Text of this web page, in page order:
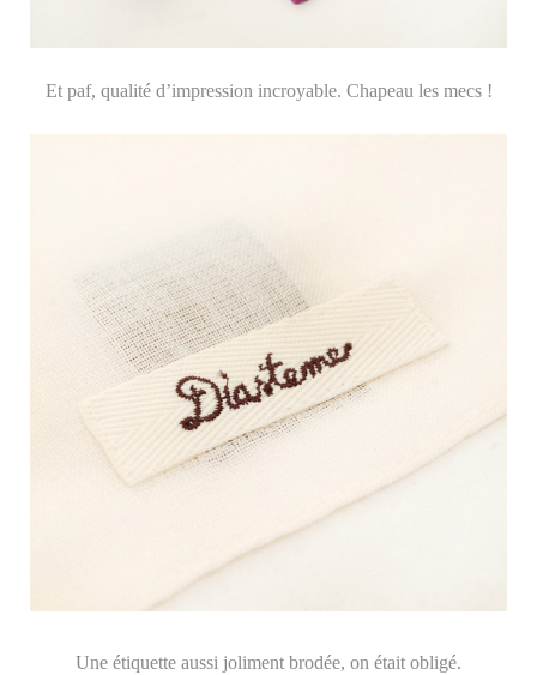
Et paf, qualité d’impression incroyable. Chapeau les mecs !
Une étiquette aussi joliment brodée, on était obligé.